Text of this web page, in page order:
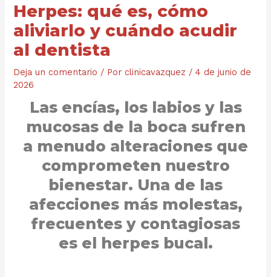
Herpes: qué es, cómo
aliviarlo y cuándo acudir
al dentista
Deja un comentario / Porclinicavazquez /4 de junio de
2026
Las encías, los labios y las
mucosas de la boca sufren
a menudo alteraciones que
comprometen nuestro
bienestar. Una de las
afecciones más molestas,
frecuentes y contagiosas
es el herpes bucal.